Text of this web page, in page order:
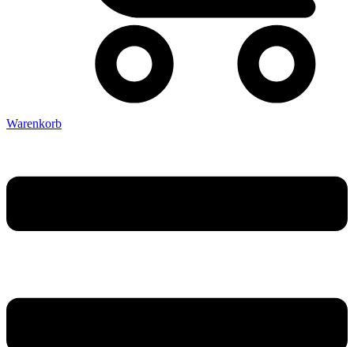
Warenkorb